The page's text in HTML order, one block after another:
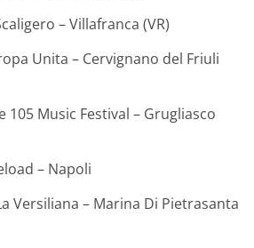
– Villafranca (VR)
Unita – Cervignano del Friuli
105 Music Festival – Grugliasco
– Napoli
Versiliana – Marina Di Pietrasanta